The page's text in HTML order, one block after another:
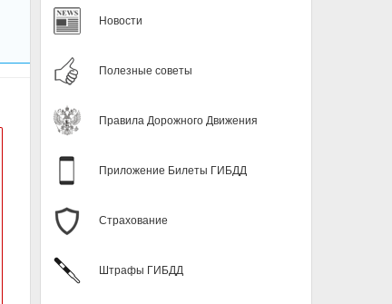
Новости
Полезные советы
Правила Дорожного Движения
Приложение Билеты ГИБДД
Страхование
Штрафы ГИБДД